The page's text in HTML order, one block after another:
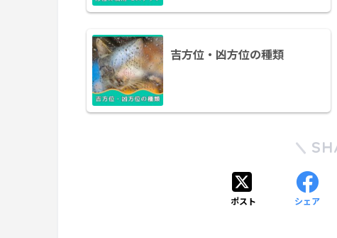
吉方位・凶方位の種類
ポスト シェア